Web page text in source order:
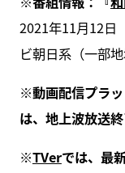
2021年11月12日
ビ朝日系（一部
※動画配信プラ
は、地上波放送
※TVerでは、最